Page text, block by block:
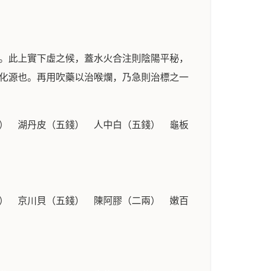
上實下虛之候，蓋水火合注則陰陽平秘，
源也。再用吹藥以治喉爛，乃急則治標之一
湖丹皮（五錢） 人中白（五錢） 龜板
京川貝（五錢） 陳阿膠（二兩） 嫩百